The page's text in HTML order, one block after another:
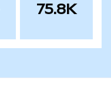
75.8K